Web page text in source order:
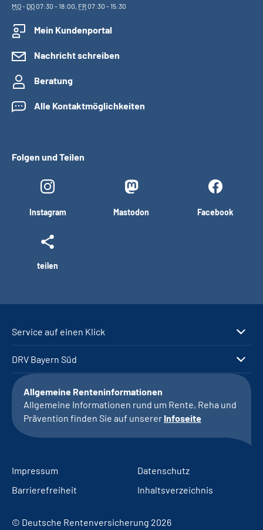
MO- DO07:30 - 18:00, FR07:30 - 15:30
Mein Kundenportal
Nachricht schreiben
Beratung
Alle Kontaktmöglichkeiten
Folgen und Teilen
Instagram Mastodon Facebook
teilen
Service auf einen Klick
DRV Bayern Süd
Allgemeine Renteninformationen
Allgemeine Informationen rund um Rente, Reha und
Prävention finden Sie auf unserer Infoseite
Impressum
Datenschutz
Barrierefreiheit
Inhaltsverzeichnis
© Deutsche Rentenversicherung 2026